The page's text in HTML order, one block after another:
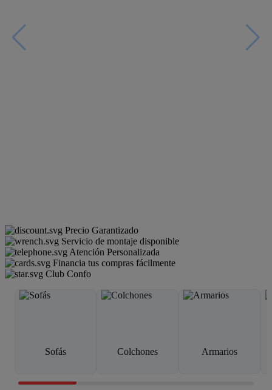
Precio Garantizado
Servicio de montaje disponible
Atención Personalizada
Financia tus compras fácilmente
Club Confo
Sofás Colchones Armarios